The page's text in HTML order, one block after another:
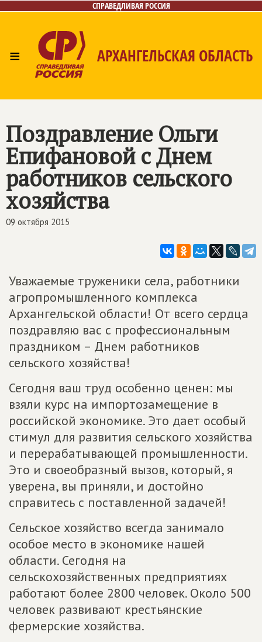
СПРАВЕДЛИВАЯ РОССИЯ
≡ АРХАНГЕЛЬСКАЯ ОБЛАСТЬ
Поиск
Поздравление Ольги
Епифановой с Днем
работников сельского
хозяйства
09 октября 2015
Уважаемые труженики села, работники
агропромышленного комплекса
Архангельской области! От всего сердца
поздравляю вас с профессиональным
праздником – Днем работников
сельского хозяйства!
Сегодня ваш труд особенно ценен: мы
взяли курс на импортозамещение в
российской экономике. Это дает особый
стимул для развития сельского хозяйства
и перерабатывающей промышленности.
Это и своеобразный вызов, который, я
уверена, вы приняли, и достойно
справитесь с поставленной задачей!
Сельское хозяйство всегда занимало
особое место в экономике нашей
области. Сегодня на
сельскохозяйственных предприятиях
работают более 2800 человек. Около 500
человек развивают крестьянские
фермерские хозяйства.